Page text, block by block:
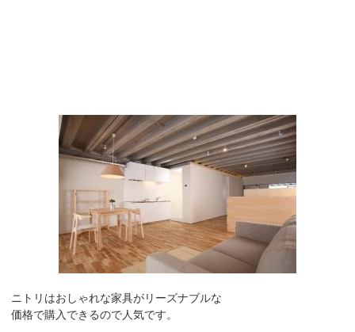
ニトリはおしゃれな家具がリーズナブルな
価格で購入できるので人気です。